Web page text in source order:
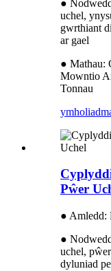
●
uchel,
gwrthiant
ar gael
● Mathau:
Mowntio
Tonnau
ymholiad
Pŵer
● Amledd:
●
uchel,
dyluniad